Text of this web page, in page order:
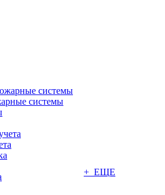
системы
+ ЕЩЕ